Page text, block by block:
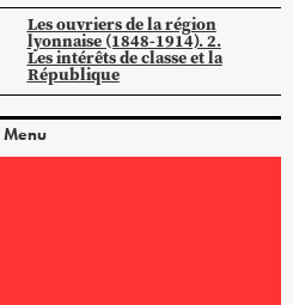
Les ouvriers de la région
lyonnaise (1848-1914). 2.
Les intérêts de classe et la
République
Menu